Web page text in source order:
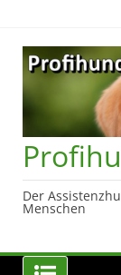
content
Der
Menschen